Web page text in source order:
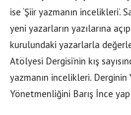
ise ‘Şiir yazmanın incelikleri’.
yeni yazarların yazılarına
kurulundaki yazarlarla
Atölyesi Dergisi’nin kış
yazmanın incelikleri. Derginin
Yönetmenliğini Barış İnce